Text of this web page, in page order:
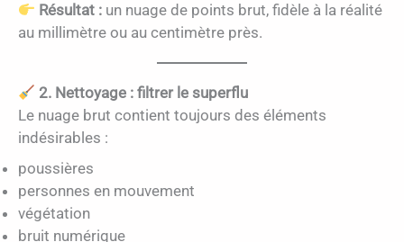
Résultat : un nuage de points brut, fidèle à la réalité
au millimètre ou au centimètre près.
2. Nettoyage : filtrer le superflu
Le nuage brut contient toujours des éléments
indésirables :
poussières
personnes en mouvement
végétation
bruit numérique